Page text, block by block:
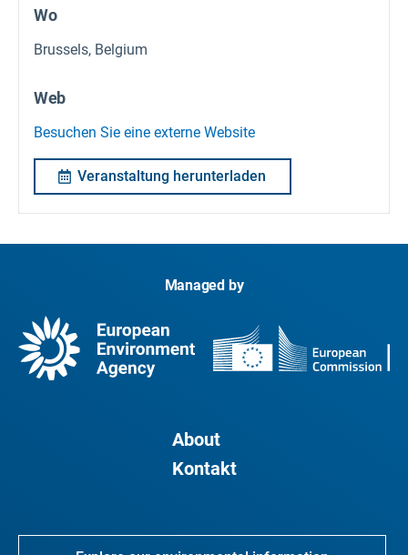
Wo
Brussels, Belgium
Web
Besuchen Sie eine externe Website
Veranstaltung herunterladen
Managed by
About
Kontakt